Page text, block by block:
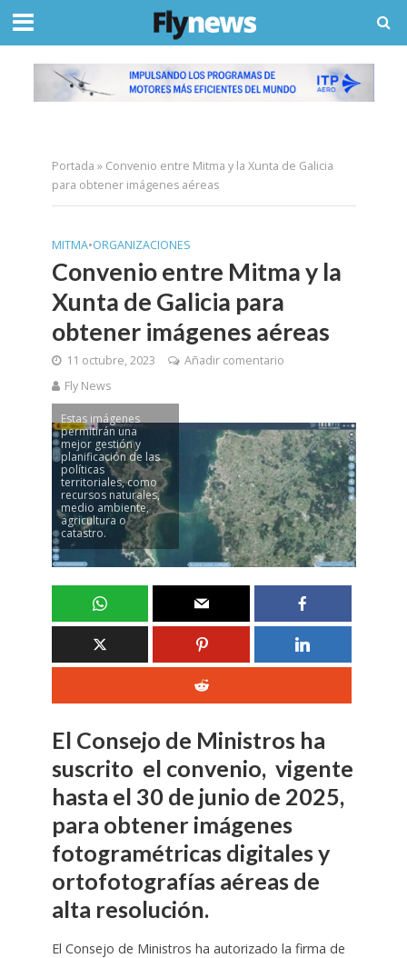
Portada » Convenio entre Mitma y la Xunta de Galicia
para obtener imágenes aéreas
MITMA•ORGANIZACIONES
Convenio entre Mitma y la
Xunta de Galicia para
obtener imágenes aéreas
11 octubre, 2023
Añadir comentario
Fly News
Estas imágenes
permitirán una
mejor gestión y
planificación de las
políticas
territoriales, como
recursos naturales,
medio ambiente,
agricultura o
catastro.
El Consejo de Ministros ha
suscrito el convenio, vigente
hasta el 30 de junio de 2025,
para obtener imágenes
fotogramétricas digitales y
ortofotografías aéreas de
alta resolución.
El Consejo de Ministros ha autorizado la firma de